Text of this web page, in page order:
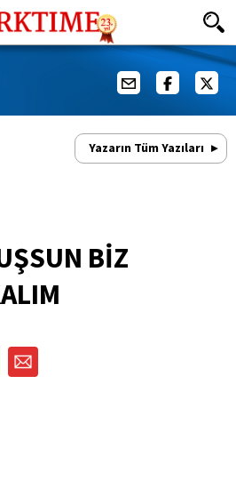
Yazarın Tüm Yazıları
BİZ